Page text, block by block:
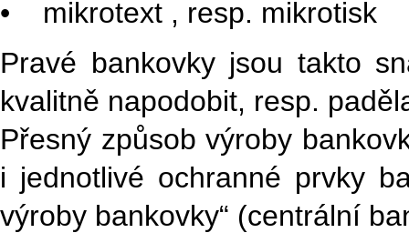
• mikrotext , resp. mikrotisk
Pravé bankovky jsou takto
kvalitně napodobit, resp.
Přesný způsob výroby
i jednotlivé ochranné prvky
výroby bankovky“ (centrální